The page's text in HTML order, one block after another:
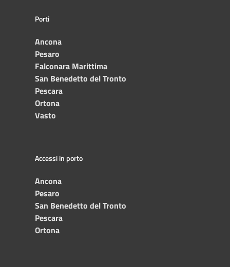
Porti
Ancona
Pesaro
Falconara Marittima
San Benedetto del Tronto
Pescara
Ortona
Vasto
Accessi in porto
Ancona
Pesaro
San Benedetto del Tronto
Pescara
Ortona